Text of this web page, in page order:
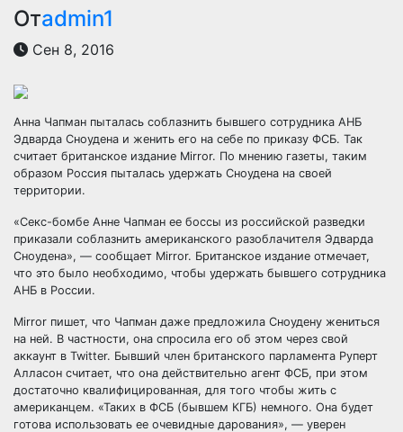
Отadmin1
Сен 8, 2016
Анна Чапман пыталась соблазнить бывшего сотрудника АНБ
Эдварда Сноудена и женить его на себе по приказу ФСБ. Так
считает британское издание Mirror. По мнению газеты, таким
образом Россия пыталась удержать Сноудена на своей
территории.
«Секс-бомбе Анне Чапман ее боссы из российской разведки
приказали соблазнить американского разоблачителя Эдварда
Сноудена», — сообщает Mirror. Британское издание отмечает,
что это было необходимо, чтобы удержать бывшего сотрудника
АНБ в России.
Mirror пишет, что Чапман даже предложила Сноудену жениться
на ней. В частности, она спросила его об этом через свой
аккаунт в Twitter. Бывший член британского парламента Руперт
Алласон считает, что она действительно агент ФСБ, при этом
достаточно квалифицированная, для того чтобы жить с
американцем. «Таких в ФСБ (бывшем КГБ) немного. Она будет
готова использовать ее очевидные дарования», — уверен